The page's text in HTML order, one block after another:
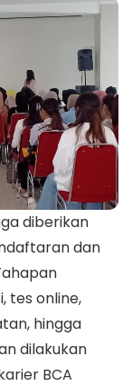
diberikan
dan
tes online,
hingga
dilakukan
BCA